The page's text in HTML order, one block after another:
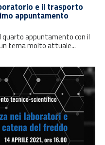
e il trasporto
appuntamento
appuntamento con il
tema molto attuale...